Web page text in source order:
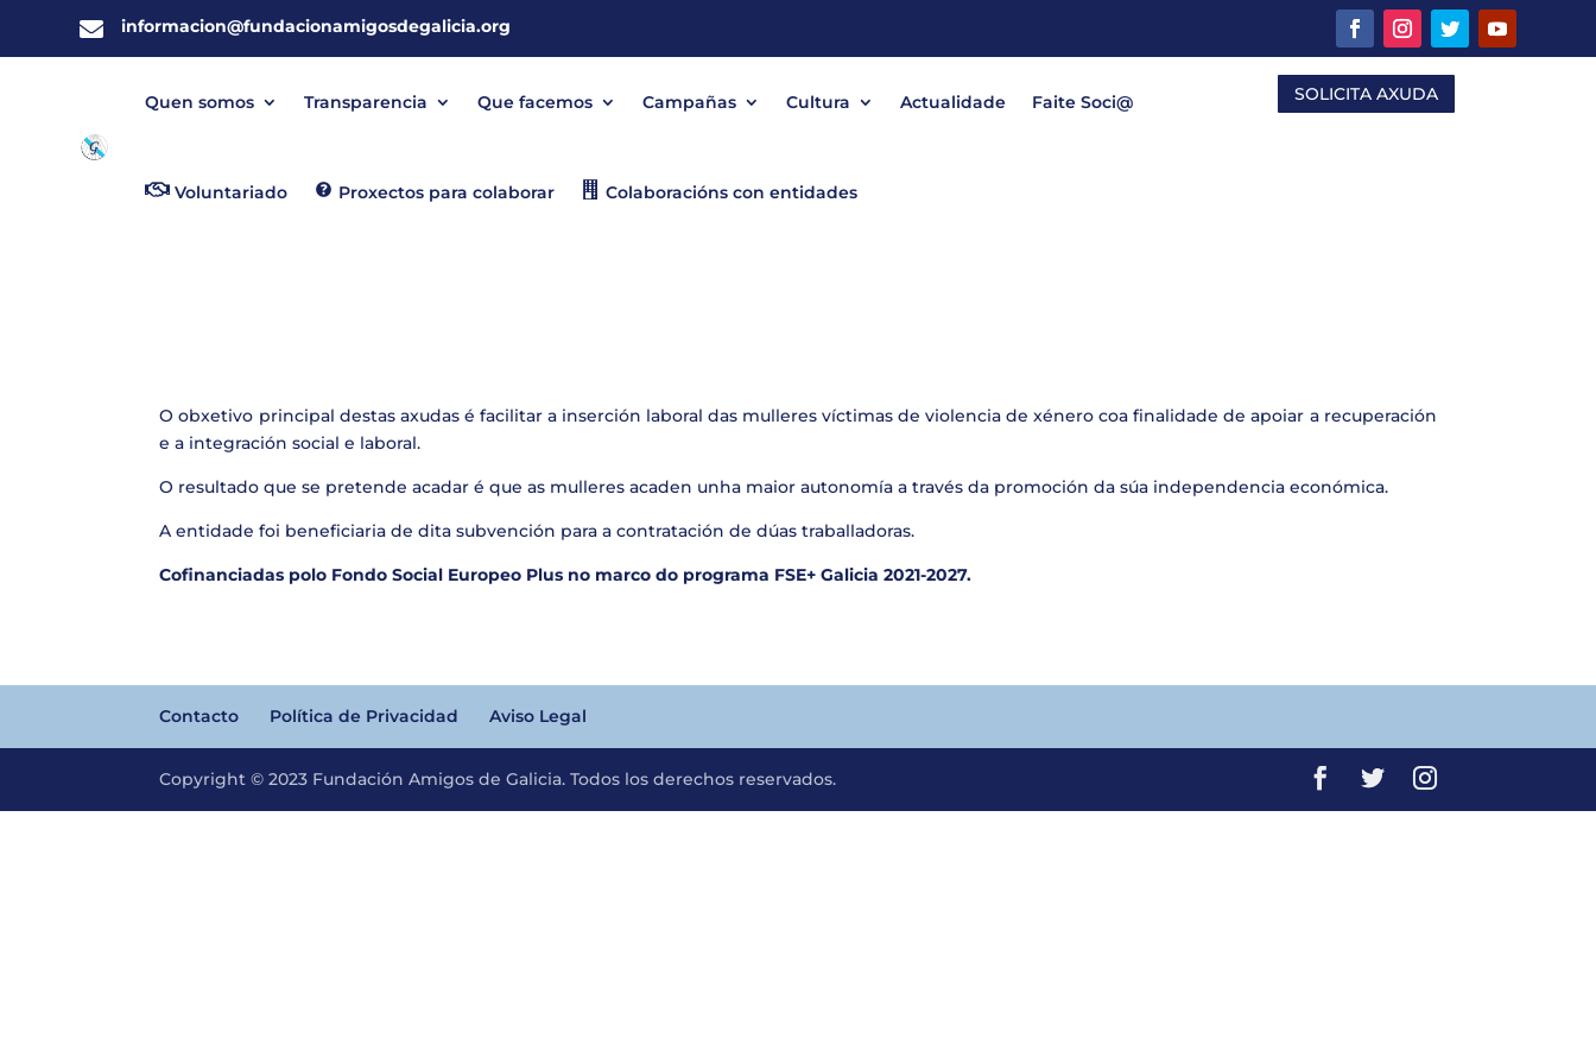
 informacion@fundacionamigosdegalicia.org
Quen somos Transparencia Que facemos Campañas Cultura Actualidade Faite Soci@
Voluntariado Proxectos para colaborar Colaboracións con entidades
SOLICITA AXUDA
O obxetivo principal destas axudas é facilitar a inserción laboral das mulleres víctimas de violencia de xénero coa finalidade de apoiar a recuperación
e a integración social e laboral.
O resultado que se pretende acadar é que as mulleres acaden unha maior autonomía a través da promoción da súa independencia económica.
A entidade foi beneficiaria de dita subvención para a contratación de dúas traballadoras.
Cofinanciadas polo Fondo Social Europeo Plus no marco do programa FSE+ Galicia 2021-2027.
Contacto Política de Privacidad Aviso Legal
Copyright © 2023 Fundación Amigos de Galicia. Todos los derechos reservados.